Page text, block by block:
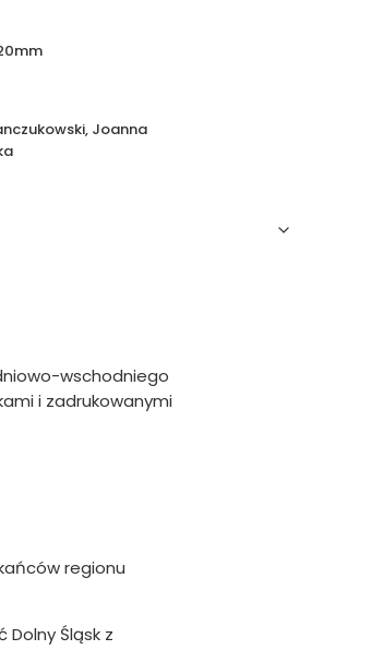
Joanna
wschodniego
i zadrukowanymi
regionu
Śląsk z